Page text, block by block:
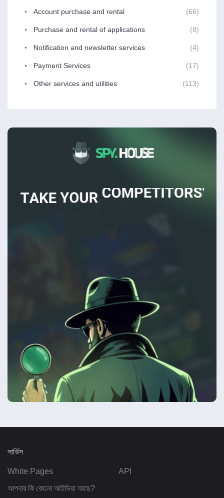
Account purchase and rental (66)
Purchase and rental of applications (8)
Notification and newsletter services (4)
Payment Services (17)
Other services and utilities (113)
সার্ভিস
White Pages
API
আপনার কি কোনো আইডিয়া আছে?